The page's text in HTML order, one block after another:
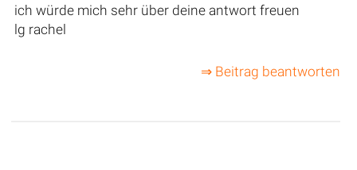
ich würde mich sehr über deine antwort freuen
lg rachel
⇒ Beitrag beantworten